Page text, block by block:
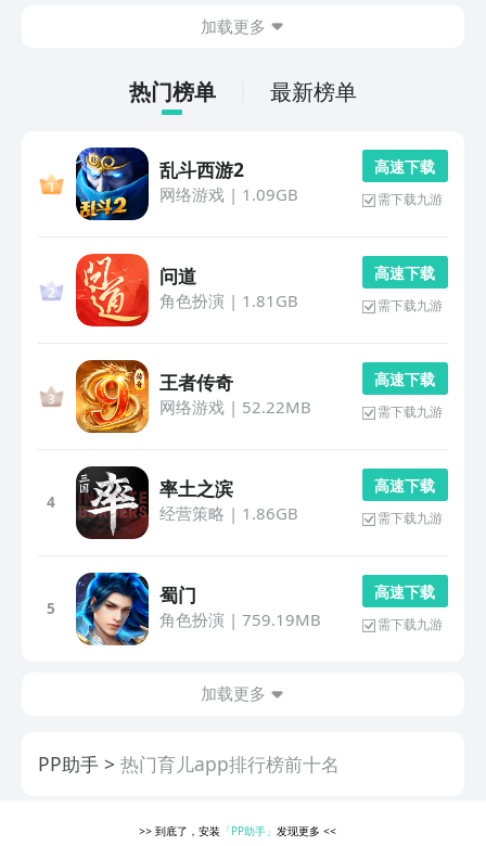
加载更多
热门榜单 最新榜单
乱斗西游2
网络游戏| 1.09GB
高 速 下 载
需下载九游
问道
角色扮演 | 1.81GB
高 速 下 载
需下载九游
王者传奇
网络游戏| 52.22MB
高 速 下 载
需下载九游
4
率土之滨
经营策略 | 1.86GB
高 速 下 载
需下载九游
5
蜀门
角色扮演 | 759.19MB
高 速 下 载
需下载九游
加载更多
PP助手 热门育儿app排行榜前十名
>> 到底了，安装 「PP助手」 发现更多<<